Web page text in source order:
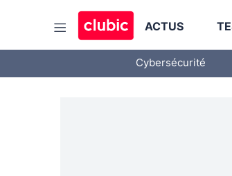
ACTUS
Cybersécurité